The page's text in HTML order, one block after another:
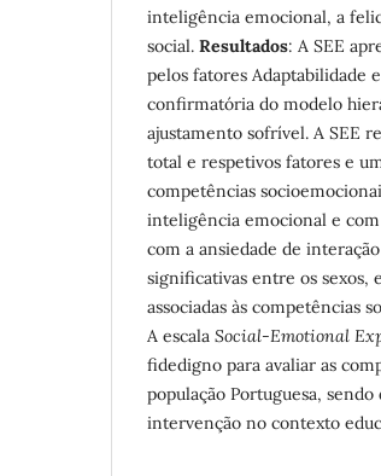
inteligência emocional, a
social. Resultados: A SEE
pelos fatores Adaptabilidade
confirmatória do modelo
ajustamento sofrível. A SEE
total e respetivos fatores e
competências
inteligência emocional e com
com a ansiedade de
significativas entre os sexos,
associadas às competências
A escala Social-Emotional
fidedigno para avaliar as
população Portuguesa,
intervenção no contexto